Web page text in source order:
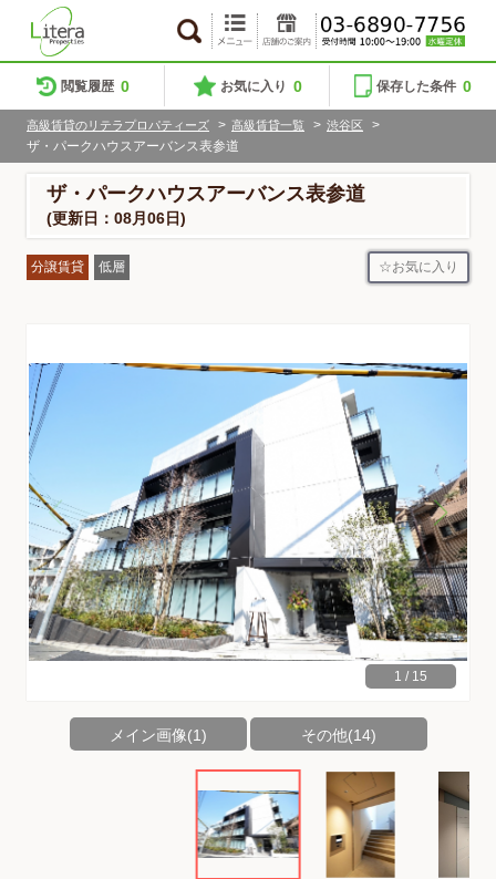
閲覧履歴 0 お気に入り 0 保存した条件 0
高級賃貸のリテラプロパティーズ > 高級賃貸一覧 > 渋谷区
>
ザ・パークハウスアーバンス表参道
ザ・パークハウスアーバンス表参道
(更新日：08月06日)
分譲賃貸 低層 お気に入り
1 / 15
メイン画像(1) その他(14)